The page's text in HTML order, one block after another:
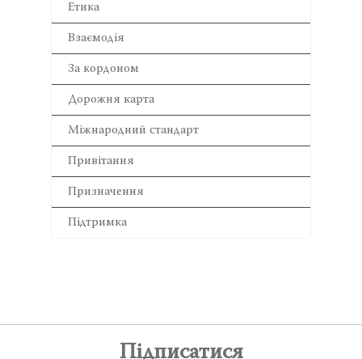
Етика
Взаємодія
За кордоном
Дорожня карта
Міжнародний стандарт
Привітання
Призначення
Підтримка
Підписатися